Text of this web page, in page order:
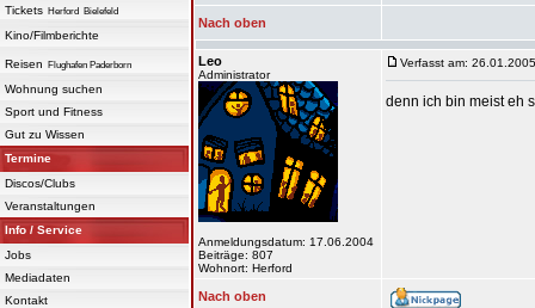
Tickets Herford Bielefeld
Kino/Filmberichte
Reisen Flughafen Paderborn
Wohnung suchen
Sport und Fitness
Gut zu Wissen
Termine
Discos/Clubs
Veranstaltungen
Info / Service
Jobs
Mediadaten
Kontakt
Nach oben
Leo
Administrator
Anmeldungsdatum: 17.06.2004
Beiträge: 807
Wohnort: Herford
Verfasst am:
denn ich bin meist eh
Nach oben